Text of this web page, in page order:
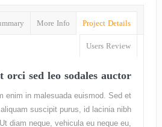
Project Details
More Info
Users Review
orci sed leo sodales auctor.
enim in malesuada euismod. Sed et
suscipit purus, id lacinia nibh
diam neque, vehicula eu neque eu,